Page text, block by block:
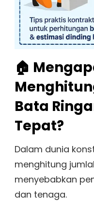
🏠
Bata
Tepat?
Dalam dunia
menghitung
menyebabkan
dan tenaga.